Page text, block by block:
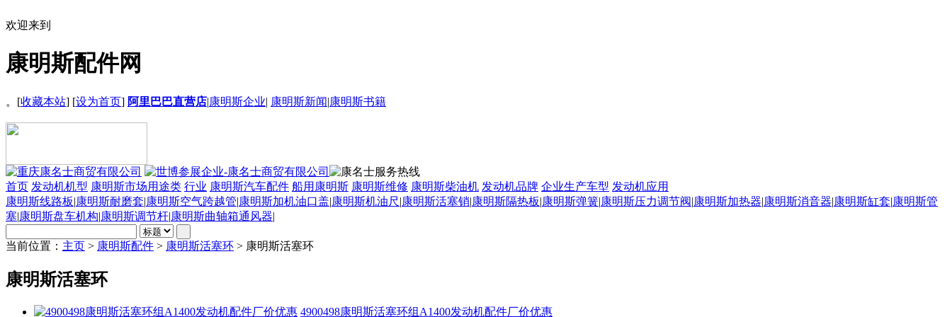
欢迎来到
康明斯配件网
。[收藏本站] [设为首页] 阿里巴巴直营店|康明斯企业| 康明斯新闻|康明斯书籍
首页 发动机机型 康明斯市场用途类 行业 康明斯汽车配件 船用康明斯 康明斯维修 康明斯柴油机 发动机品牌 企业生产车型 发动机应用
康明斯线路板|康明斯耐磨套|康明斯空气跨越管|康明斯加机油口盖|康明斯机油尺 |康明斯活塞销|康明斯隔热板|康明斯弹簧|康明斯压力调节阀|康明斯加热器|康明斯消音器|康明斯缸套|康明斯管
塞|康明斯盘车机构|康明斯调节杆|康明斯曲轴箱通风器|
当前位置： 主页 > 康明斯配件 > 康明斯活塞环 > 康明斯活塞环
康明斯活塞环
4900498康明斯活塞环组A1400发动机配件厂价优惠